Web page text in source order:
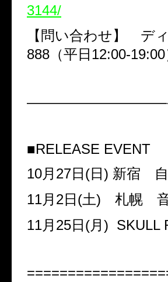
3144/
【問い合わせ】 デ
888 （平日 12:00-19:00
■RELEASE EVENT
10月 27日 (日 ) 新宿 自
11月 2日 (土) 札幌
11月 25日 (月 ) SKULL